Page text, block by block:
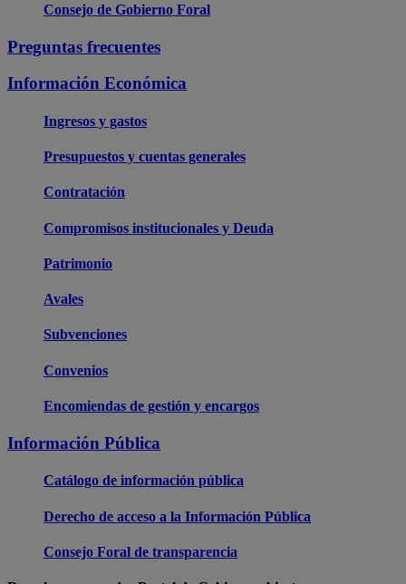
Consejo de Gobierno Foral
Preguntas frecuentes
Información Económica
Ingresos y gastos
Presupuestos y cuentas generales
Contratación
Compromisos institucionales y Deuda
Patrimonio
Avales
Subvenciones
Convenios
Encomiendas de gestión y encargos
Información Pública
Catálogo de información pública
Derecho de acceso a la Información Pública
Consejo Foral de transparencia